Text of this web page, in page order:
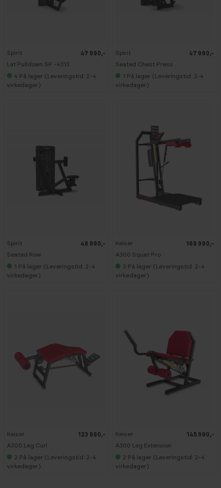
Spirit
Lat Pulldown SP -4313
47 990,-
4 På lager (Leveringstid: 2-4
virkedager)
Spirit
Seated Chest Press
47 990,-
1 På lager (Leveringstid: 2-4
virkedager)
Spirit
Seated Row
48 990,-
1 På lager (Leveringstid: 2-4
virkedager)
Keiser
A300 Squat Pro
169 990,-
3 På lager (Leveringstid: 2-4
virkedager)
Keiser
A300 Leg Curl
123 990,-
2 På lager (Leveringstid: 2-4
virkedager)
Keiser
A300 Leg Extension
145 990,-
2 På lager (Leveringstid: 2-4
virkedager)